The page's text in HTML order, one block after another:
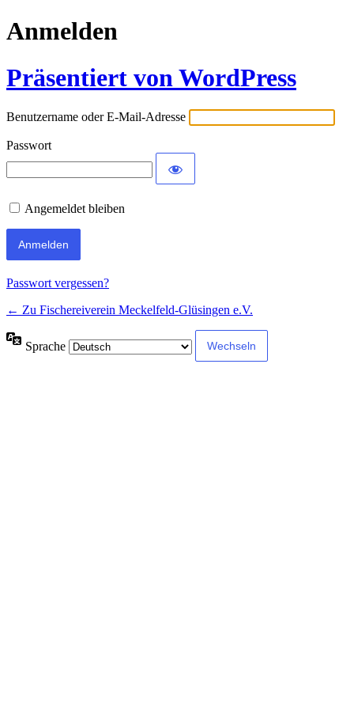
Anmelden
Präsentiert von WordPress
Benutzername oder E-Mail-Adresse
Passwort
Angemeldet bleiben
Passwort vergessen?
← Zu Fischereiverein Meckelfeld-Glüsingen e.V.
Sprache